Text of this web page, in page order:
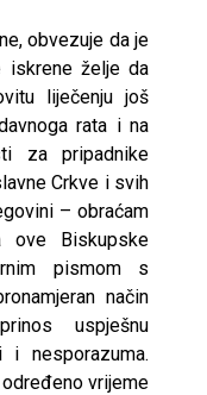
obvezuje da je
iskrene želje da
liječenju još
rata i na
za pripadnike
Crkve i svih
– obraćam
Biskupske
pismom s
način
uspješnu
i nesporazuma.
vrijeme